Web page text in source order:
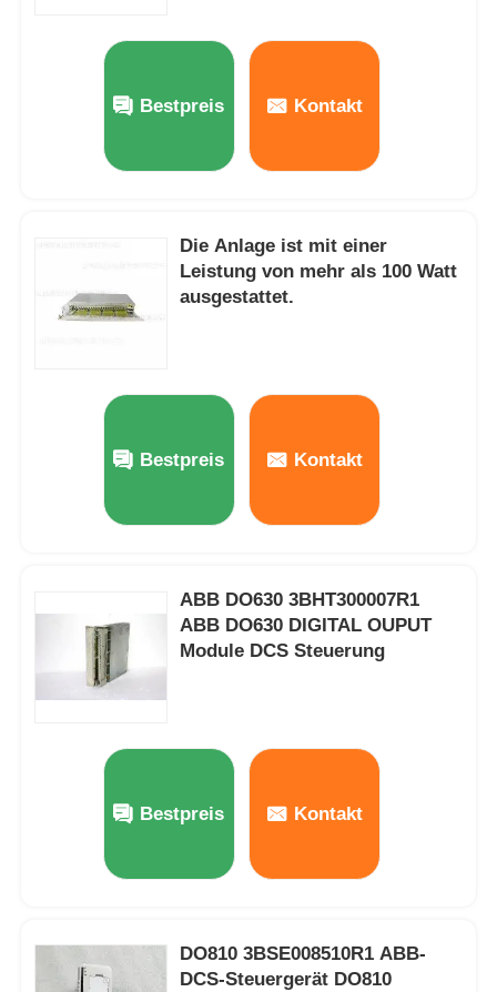
Bestpreis Kontakt
Die Anlage ist mit einer
Leistung von mehr als 100 Watt
ausgestattet.
Bestpreis Kontakt
ABB DO630 3BHT300007R1
ABB DO630 DIGITAL OUPUT
Module DCS Steuerung
Bestpreis Kontakt
DO810 3BSE008510R1 ABB-
DCS-Steuergerät DO810